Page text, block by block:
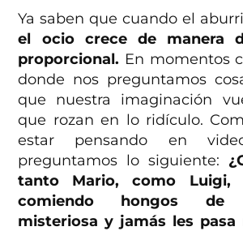
Ya saben que cuando el
el ocio crece de manera
proporcional. En momentos
donde nos preguntamos
que nuestra imaginación
que rozan en lo ridículo.
estar pensando en
preguntamos lo siguiente:
tanto Mario, como Luigi,
comiendo hongos de
misteriosa y jamás les pasa